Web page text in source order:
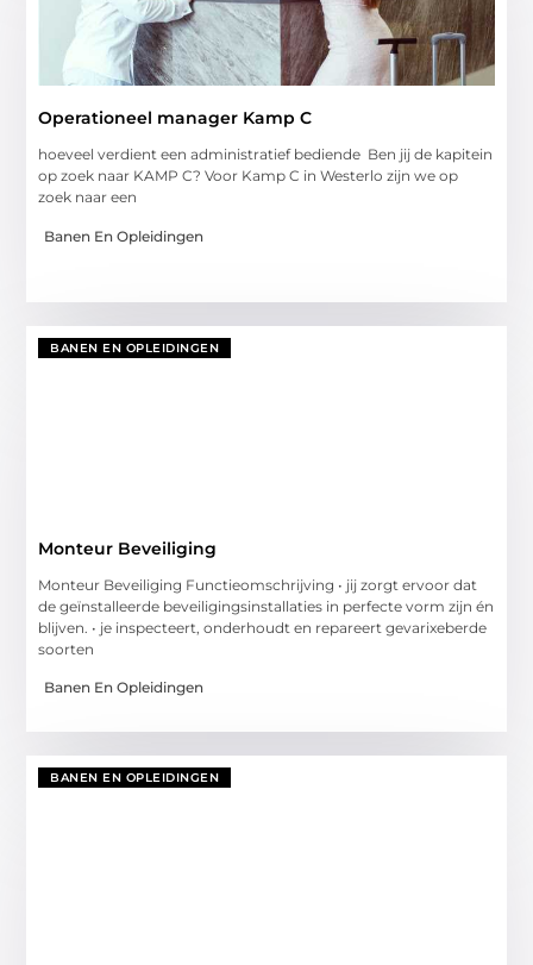
Operationeel manager Kamp C
hoeveel verdient een administratief bediende Ben jij de kapitein
op zoek naar KAMP C? Voor Kamp C in Westerlo zijn we op
zoek naar een
Banen En Opleidingen
BANEN EN OPLEIDINGEN
Monteur Beveiliging
Monteur Beveiliging Functieomschrijving • jij zorgt ervoor dat
de geïnstalleerde beveiligingsinstallaties in perfecte vorm zijn én
blijven. • je inspecteert, onderhoudt en repareert gevarixeberde
soorten
Banen En Opleidingen
BANEN EN OPLEIDINGEN